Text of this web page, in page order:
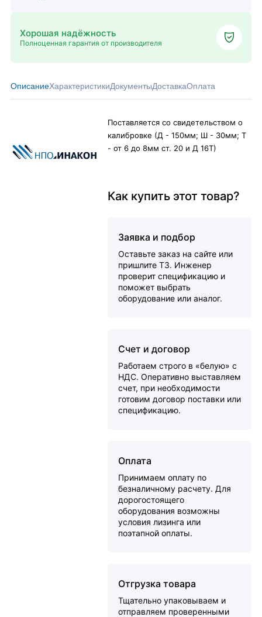
Хорошая надёжность
Полноценная гарантия от производителя
ОписаниеХарактеристикиДокументыДоставкаОплата
Поставляется со свидетельством о
калибровке (Д - 150мм; Ш - 30мм; Т
- от 6 до 8мм ст. 20 и Д 16Т)
Как купить этот товар?
Заявка и подбор
Оставьте заказ на сайте или
пришлите ТЗ. Инженер
проверит спецификацию и
поможет выбрать
оборудование или аналог.
Счет и договор
Работаем строго в «белую» с
НДС. Оперативно выставляем
счет, при необходимости
готовим договор поставки или
спецификацию.
Оплата
Принимаем оплату по
безналичному расчету. Для
дорогостоящего
оборудования возможны
условия лизинга или
поэтапной оплаты.
Отгрузка товара
Тщательно упаковываем и
отправляем проверенными